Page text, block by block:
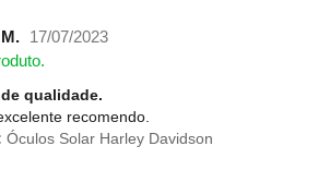
17/07/2023
qualidade.
recomendo.
Óculos Solar Harley Davidson